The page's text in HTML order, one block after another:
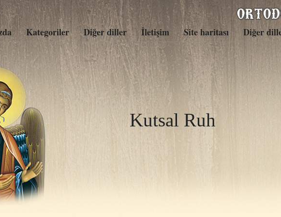
Kategoriler Diğer diller İletişim Site haritası Diğer
Kutsal Ruh